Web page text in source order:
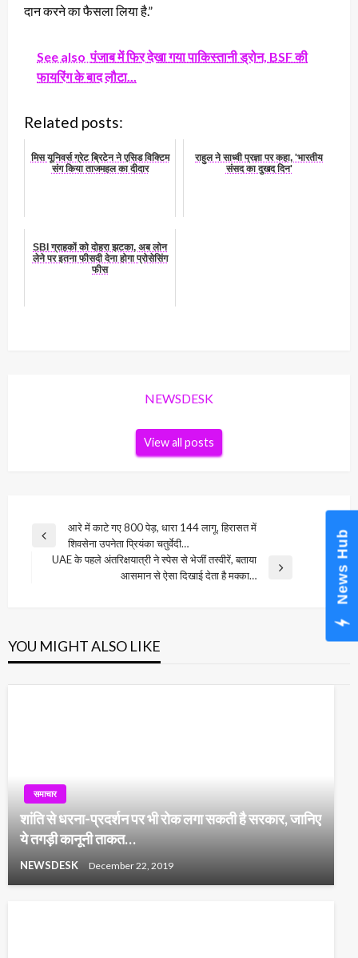
दान करने का फैसला लिया है.”
See also पंजाब में फिर देखा गया पाकिस्तानी ड्रोन, BSF की
फायरिंग के बाद लौटा...
Related posts:
मिस यूनिवर्स ग्रेट ब्रिटेन ने एसिड विक्टिम
संग किया ताजमहल का दीदार
राहुल ने साध्वी प्रज्ञा पर कहा, 'भारतीय
संसद का दुखद दिन'
SBI ग्राहकों को दोहरा झटका, अब लोन
लेने पर इतना फीसदी देना होगा प्रोसेसिंग
फीस
NEWSDESK
View all posts
Post
navigation
Previous
Post
आरे में काटे गए 800 पेड़, धारा 144 लागू, हिरासत में
शिवसेना उपनेता प्रियंका चतुर्वेदी…
UAE के पहले अंतरिक्षयात्री ने स्पेस से भेजीं तस्वीरें, बताया
आसमान से ऐसा दिखाई देता है मक्का…
YOU MIGHT ALSO LIKE
समाचार
शांति से धरना-प्रदर्शन पर भी रोक लगा सकती है सरकार, जानिए
ये तगड़ी कानूनी ताकत…
NEWSDESK December 22, 2019
News Hub